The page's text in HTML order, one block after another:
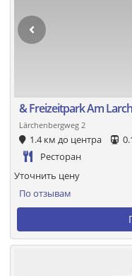
& Freizeitpark Am
Lärchenbergweg 2
1.4 км до центра
Ресторан
По отзывам
Уточнить цену